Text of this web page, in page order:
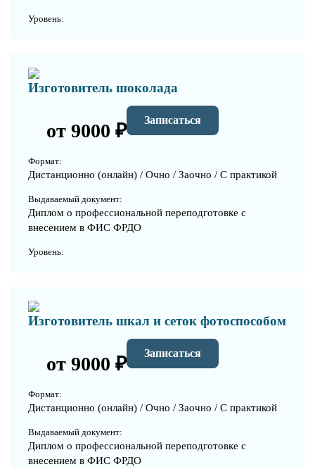
Уровень:
Изготовитель шоколада
от 9000 ₽ Записаться
Формат:
Дистанционно (онлайн) / Очно / Заочно / С практикой
Выдаваемый документ:
Диплом о профессиональной переподготовке с
внесением в ФИС ФРДО
Уровень:
Изготовитель шкал и сеток фотоспособом
от 9000 ₽ Записаться
Формат:
Дистанционно (онлайн) / Очно / Заочно / С практикой
Выдаваемый документ:
Диплом о профессиональной переподготовке с
внесением в ФИС ФРДО